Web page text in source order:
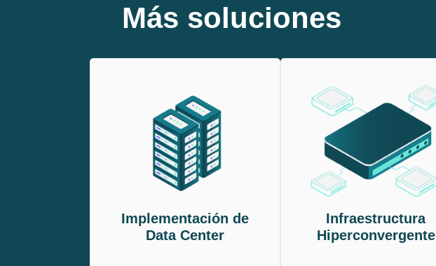
Más soluciones
Implementación de
Data Center
Infraestructura
Hiperconvergente